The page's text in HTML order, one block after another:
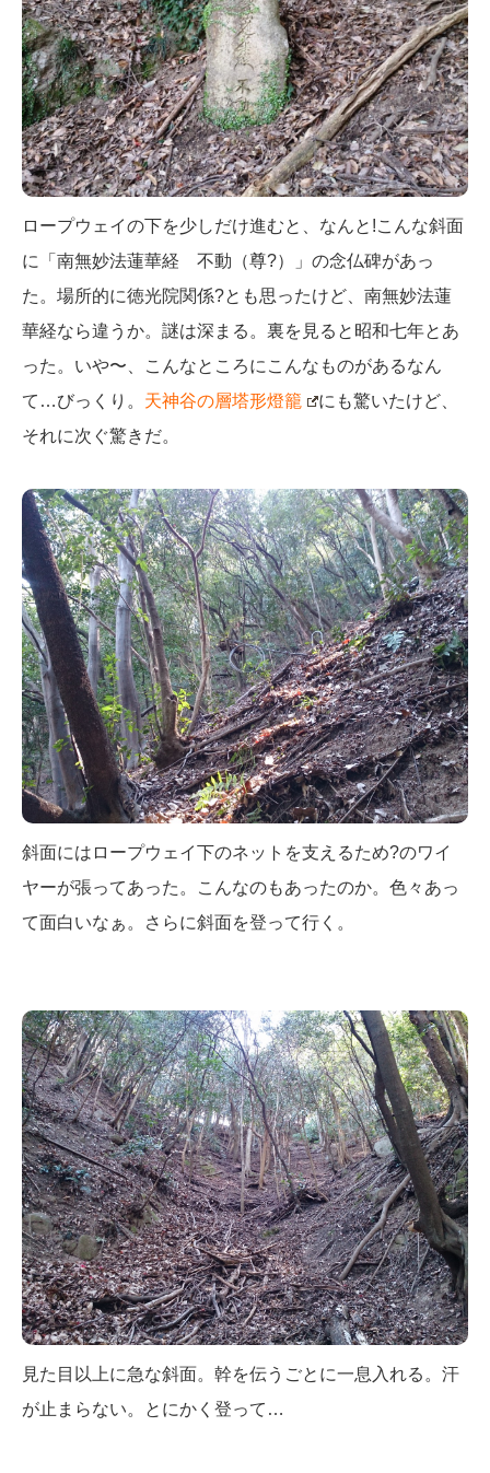
ロープウェイの下を少しだけ進むと、なんと!こんな斜面
に「南無妙法蓮華経 不動（尊?）」の念仏碑があっ
た。場所的に徳光院関係?とも思ったけど、南無妙法蓮
華経なら違うか。謎は深まる。裏を見ると昭和七年とあ
った。いや〜、こんなところにこんなものがあるなん
て…びっくり。 天神谷の層塔形燈籠
にも驚いたけど、
それに次ぐ驚きだ。
斜面にはロープウェイ下のネットを支えるため?のワイ
ヤーが張ってあった。こんなのもあったのか。色々あっ
て面白いなぁ。さらに斜面を登って行く。
見た目以上に急な斜面。幹を伝うごとに一息入れる。汗
が止まらない。とにかく登って…